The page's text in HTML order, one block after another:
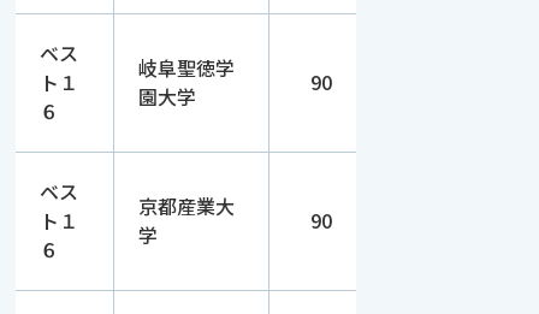
ベス
ト１
６
岐阜聖徳学
園大学
90
ベス
ト１
６
京都産業大
学
90